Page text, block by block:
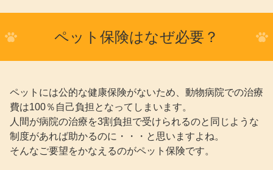
ペット保険はなぜ必要？
ペットには公的な健康保険がないため、動物病院での治療
費は100％自己負担となってしまいます。
人間が病院の治療を3割負担で受けられるのと同じような
制度があれば助かるのに・・・と思いますよね。
そんなご要望をかなえるのがペット保険です。